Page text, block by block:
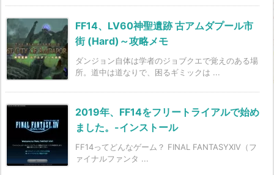
FF14、LV60神聖遺跡 古アムダプール市
街 (Hard)～攻略メモ
ダンジョン自体は学者のジョブクエで覚えのある場
所。道中は道なりで、困るギミックは ...
2019年、FF14をフリートライアルで始め
ました。-インストール
FF14ってどんなゲーム？ FINAL FANTASYXIV（フ
ァイナルファンタ ...